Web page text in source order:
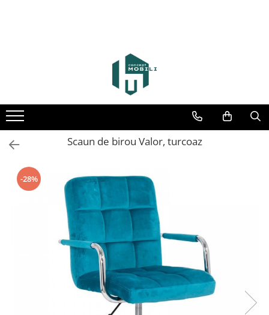
Scaun de birou Valor, turcoaz
-28%